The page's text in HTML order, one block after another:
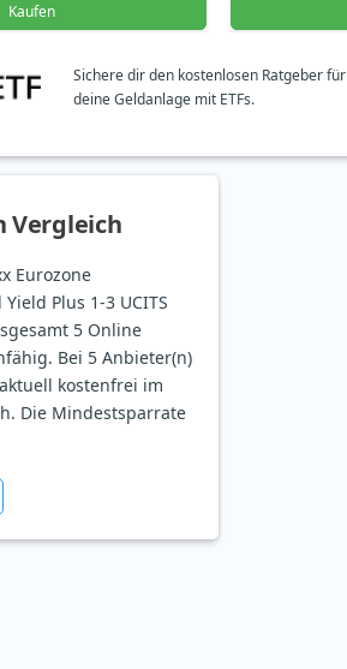
Kaufen
Sichere dir den kostenlosen Ratgeber für
deine Geldanlage mit ETFs.
Vergleich
Eurozone
Plus 1-3 UCITS
5 Online
Bei 5 Anbieter(n)
kostenfrei im
Die Mindestsparrate